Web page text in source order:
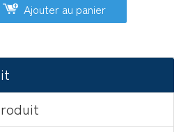
Ajouter au panier